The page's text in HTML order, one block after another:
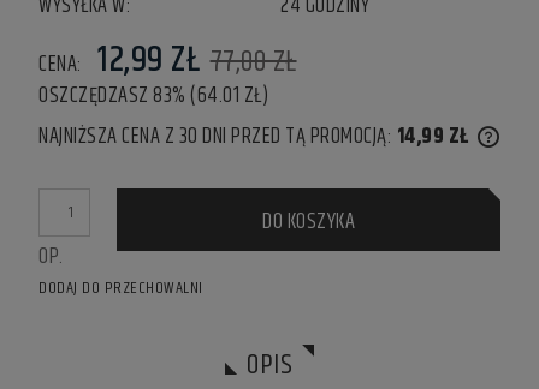
CENA: 12,99 ZŁ 77,00 ZŁ
OSZCZĘDZASZ 83% (64.01 ZŁ)
NAJNIŻSZA CENA Z 30 DNI PRZED TĄ PROMOCJĄ: 14,99 ZŁ
OP.
DO KOSZYKA
DODAJ DO PRZECHOWALNI
OPIS